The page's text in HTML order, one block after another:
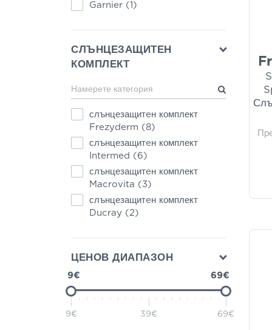
Garnier (1)
СЛЪНЦЕЗАЩИТЕН
КОМПЛЕКТ
слънцезащитeн комплект
Frezyderm (8)
слънцезащитeн комплект
Intermed (6)
слънцезащитeн комплект
Macrovita (3)
слънцезащитeн комплект
Ducray (2)
ЦЕНОВ ДИАПАЗОН
9€ 69€
9€ 39€ 69€